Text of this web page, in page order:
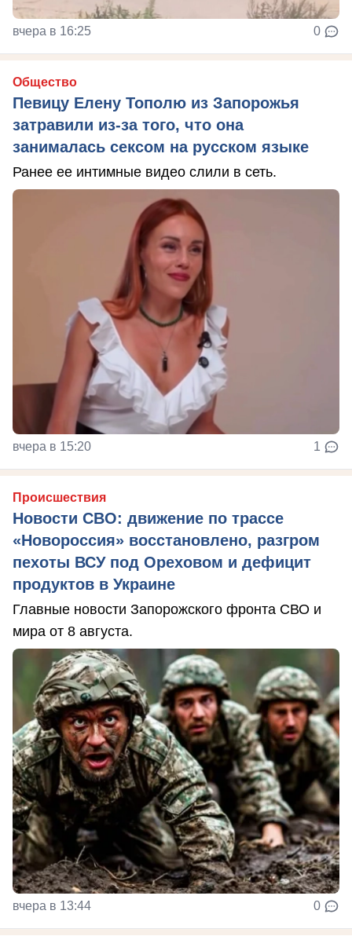
вчера в 16:25 0
Общество
Певицу Елену Тополю из Запорожья
затравили из-за того, что она
занималась сексом на русском языке
Ранее ее интимные видео слили в сеть.
вчера в 15:20 1
Происшествия
Новости СВО: движение по трассе
«Новороссия» восстановлено, разгром
пехоты ВСУ под Ореховом и дефицит
продуктов в Украине
Главные новости Запорожского фронта СВО и
мира от 8 августа.
вчера в 13:44 0